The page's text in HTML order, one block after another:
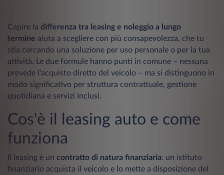
Capire la differenza tra leasing e noleggio a lungo
termine aiuta a scegliere con più consapevolezza, che tu
stia cercando una soluzione per uso personale o per la tua
attività. Le due formule hanno punti in comune – nessuna
prevede l'acquisto diretto del veicolo – ma si distinguono in
modo significativo per struttura contrattuale, gestione
quotidiana e servizi inclusi.
Cos'è il leasing auto e come
funziona
Il leasing è un contratto di natura finanziaria: un istituto
finanziario acquista il veicolo e lo mette a disposizione del